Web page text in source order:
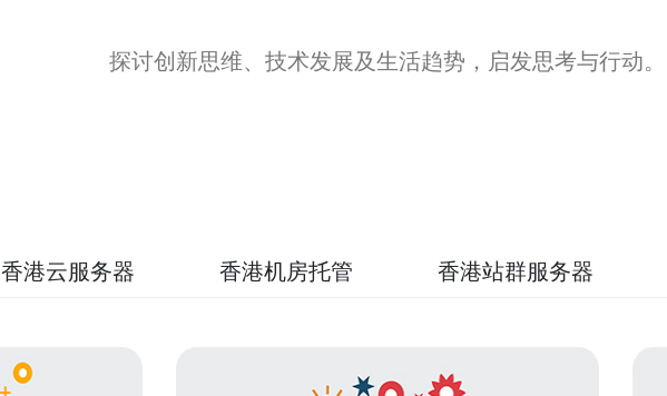
探讨创新思维、技术发展及生活趋势，启发思考与行动。
香港云服务器 香港机房托管 香港站群服务器